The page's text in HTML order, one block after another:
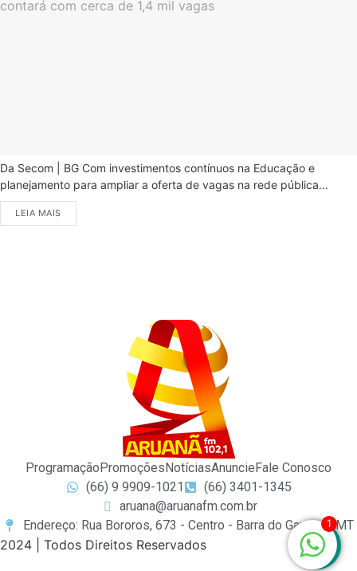
Da Secom | BG Com investimentos contínuos na Educação e
planejamento para ampliar a oferta de vagas na rede pública...
LEIA MAIS
Programação Promoções NotíciasAnuncie Fale Conosco
(66) 9 9909-1021
(66) 3401-1345
aruana@aruanafm.com.br
Endereço: Rua Bororos, 673 - Centro - Barra do Garças / MT
2024 | Todos Direitos Reservados
1